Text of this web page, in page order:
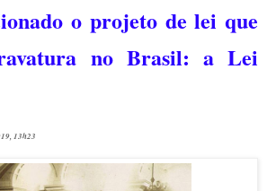
o projeto de lei que
no Brasil: a Lei
13h23